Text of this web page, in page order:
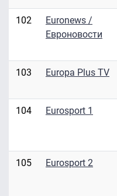
102
Euronews /
Евроновости
103 Europa Plus TV
104 Eurosport 1
105 Eurosport 2